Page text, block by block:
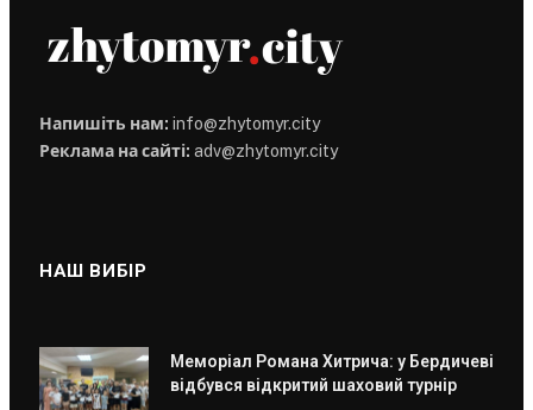
Напишіть нам: info@zhytomyr.city
Реклама на сайті: adv@zhytomyr.city
НАШ ВИБІР
Меморіал Романа Хитрича: у Бердичеві
відбувся відкритий шаховий турнір